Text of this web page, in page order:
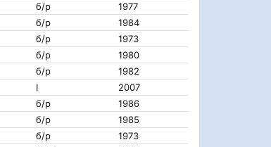
б/р
1977
б/р
1984
б/р
1973
б/р
1980
б/р
1982
I
2007
б/р
1986
б/р
1985
б/р
1973